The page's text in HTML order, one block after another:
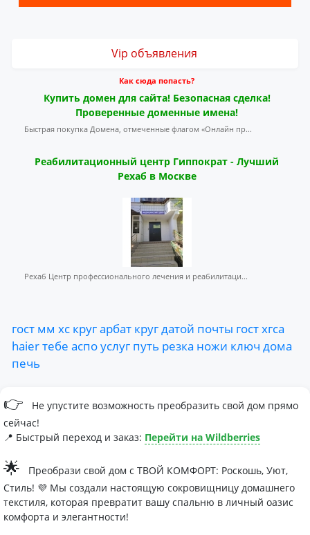
Vip объявления
Как сюда попасть?
Купить домен для сайта! Безопасная сделка!
Проверенные доменные имена!
Быстрая покупка Домена, отмеченные флагом «Онлайн пр...
Реабилитационный центр Гиппократ - Лучший
Рехаб в Москве
Рехаб Центр профессионального лечения и реабилитаци...
гост мм хс кругарбат кругдатой почты гостхгса
haierтебе аспоуслуг путь резка ножи ключ дома
печь
👉
Не упустите возможность преобразить свой дом прямо
сейчас!
📍 Быстрый переход и заказ: Перейти на Wildberries
🌟
Преобрази свой дом с ТВОЙ КОМФОРТ: Роскошь, Уют,
Стиль! 💜 Мы создали настоящую сокровищницу домашнего
текстиля, которая превратит вашу спальню в личный оазис
комфорта и элегантности!